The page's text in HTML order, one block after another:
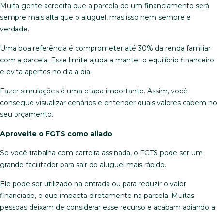
Muita gente acredita que a parcela de um financiamento será
sempre mais alta que o aluguel, mas isso nem sempre é
verdade.
Uma boa referência é comprometer até 30% da renda familiar
com a parcela. Esse limite ajuda a manter o equilíbrio financeiro
e evita apertos no dia a dia.
Fazer simulações é uma etapa importante. Assim, você
consegue visualizar cenários e entender quais valores cabem no
seu orçamento.
Aproveite o FGTS como aliado
Se você trabalha com carteira assinada, o FGTS pode ser um
grande facilitador para sair do aluguel mais rápido.
Ele pode ser utilizado na entrada ou para reduzir o valor
financiado, o que impacta diretamente na parcela. Muitas
pessoas deixam de considerar esse recurso e acabam adiando a